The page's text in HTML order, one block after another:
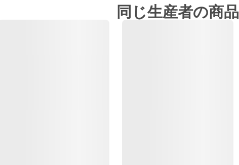
同じ生産者の商品